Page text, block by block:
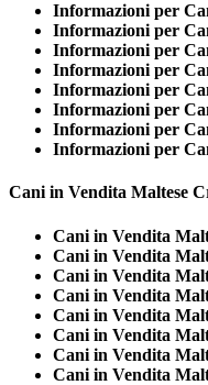
Informazioni per
Informazioni per
Informazioni per
Informazioni per
Informazioni per
Informazioni per
Informazioni per
Informazioni per
Cani in Vendita Maltese
Cani in Vendita
Cani in Vendita
Cani in Vendita
Cani in Vendita
Cani in Vendita
Cani in Vendita
Cani in Vendita
Cani in Vendita